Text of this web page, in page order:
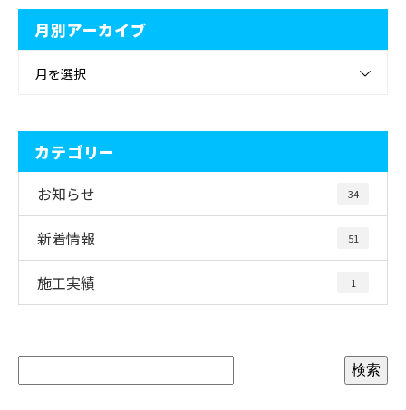
月別アーカイブ
月を選択
カテゴリー
お知らせ 34
新着情報 51
施工実績 1